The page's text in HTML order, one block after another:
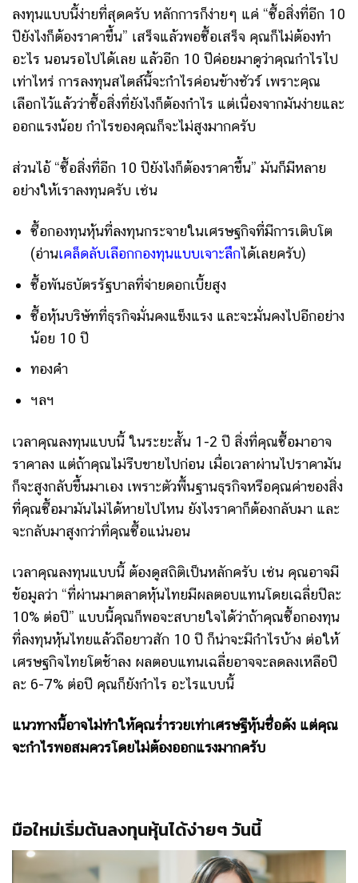
ลงทุนแบบนี้ง่ายที่สุดครับ หลักการก็ง่ายๆ แค่ “ซื้อสิ่งที่อีก 10
ปียังไงก็ต้องราคาขึ้น” เสร็จแล้วพอซื้อเสร็จ คุณก็ไม่ต้องทำ
อะไร นอนรอไปได้เลย แล้วอีก 10 ปีค่อยมาดูว่าคุณกำไรไป
เท่าไหร่ การลงทุนสไตล์นี้จะกำไรค่อนข้างชัวร์ เพราะคุณ
เลือกไว้แล้วว่าซื้อสิ่งที่ยังไงก็ต้องกำไร แต่เนื่องจากมันง่ายและ
ออกแรงน้อย กำไรของคุณก็จะไม่สูงมากครับ
ส่วนไอ้ “ซื้อสิ่งที่อีก 10 ปียังไงก็ต้องราคาขึ้น” มันก็มีหลาย
อย่างให้เราลงทุนครับ เช่น
ซื้อกองทุนหุ้นที่ลงทุนกระจายในเศรษฐกิจที่มีการเติบโต
(อ่านเคล็ดลับเลือกกองทุนแบบเจาะลึกได้เลยครับ)
ซื้อพันธบัตรรัฐบาลที่จ่ายดอกเบี้ยสูง
ซื้อหุ้นบริษัทที่ธุรกิจมั่นคงแข็งแรง และจะมั่นคงไปอีกอย่าง
น้อย 10 ปี
ทองคำ
ฯลฯ
เวลาคุณลงทุนแบบนี้ ในระยะสั้น 1-2 ปี สิ่งที่คุณซื้อมาอาจ
ราคาลง แต่ถ้าคุณไม่รีบขายไปก่อน เมื่อเวลาผ่านไปราคามัน
ก็จะสูงกลับขึ้นมาเอง เพราะตัวพื้นฐานธุรกิจหรือคุณค่าของสิ่ง
ที่คุณซื้อมามันไม่ได้หายไปไหน ยังไงราคาก็ต้องกลับมา และ
จะกลับมาสูงกว่าที่คุณซื้อแน่นอน
เวลาคุณลงทุนแบบนี้ ต้องดูสถิติเป็นหลักครับ เช่น คุณอาจมี
ข้อมูลว่า “ที่ผ่านมาตลาดหุ้นไทยมีผลตอบแทนโดยเฉลี่ยปีละ
10% ต่อปี” แบบนี้คุณก็พอจะสบายใจได้ว่าถ้าคุณซื้อกองทุน
ที่ลงทุนหุ้นไทยแล้วถือยาวสัก 10 ปี ก็น่าจะมีกำไรบ้าง ต่อให้
เศรษฐกิจไทยโตช้าลง ผลตอบแทนเฉลี่ยอาจจะลดลงเหลือปี
ละ 6-7% ต่อปี คุณก็ยังกำไร อะไรแบบนี้
แนวทางนี้อาจไม่ทำให้คุณร่ำรวยเท่าเศรษฐีหุ้นชื่อดัง แต่คุณ
จะกำไรพอสมควรโดยไม่ต้องออกแรงมากครับ
มือใหม่เริ่มต้นลงทุนหุ้นได้ง่ายๆ วันนี้